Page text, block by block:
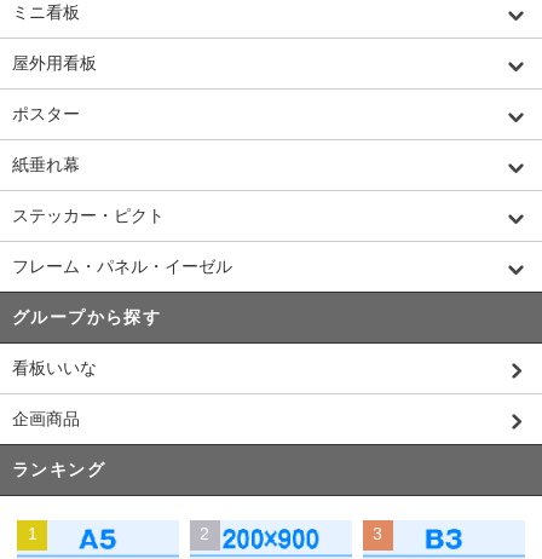
ミニ看板
屋外用看板
ポスター
紙垂れ幕
ステッカー・ピクト
フレーム・パネル・イーゼル
グループから探す
看板いいな
企画商品
ランキング
1 2 3